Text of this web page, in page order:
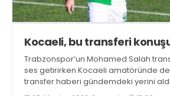
Kocaeli, bu transferi
Trabzonspor’un Mohamed Salah
ses getirirken Kocaeli amatöründe
transfer haberi gündemdeki yerini